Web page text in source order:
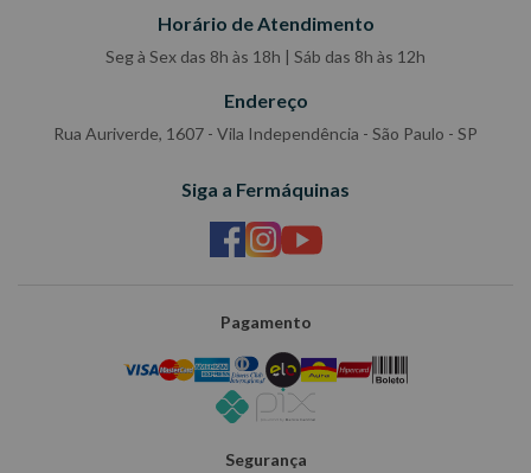
Horário de Atendimento
Seg à Sex das 8h às 18h | Sáb das 8h às 12h
Endereço
Rua Auriverde, 1607 - Vila Independência - São Paulo - SP
Siga a Fermáquinas
Pagamento
Segurança